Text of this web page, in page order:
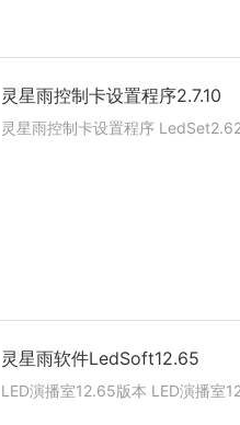
灵星雨控制卡设置程序2.7.10
灵星雨控制卡设置程序
灵星雨软件LedSoft12.65
LED演播室12.65版本 LED演播室